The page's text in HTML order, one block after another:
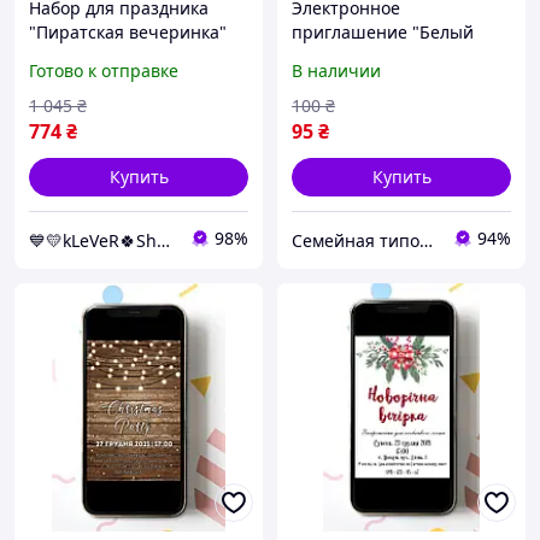
Набор для праздника
"Пиратская вечеринка"
Готово к отправке
774₴
1 045 ₴
Купить
💙💛kLeVeR🍀Shop🍀 98%
Электронное
приглашение "Белый
на новогоднюю
вечеринку
В наличии
95₴
100 ₴
Купить
Семейная типография «Мир Праздника» | Полиграфия, печать и индивидуальный дизайн 94%